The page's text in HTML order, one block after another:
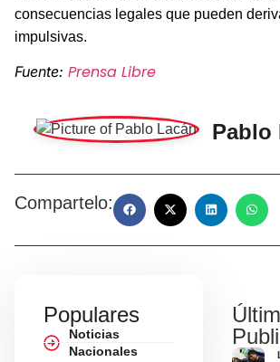
consecuencias legales que pueden
impulsivas.
Fuente: Prensa Libre
Pablo
Compartelo:
Populares
Noticias
Nacionales